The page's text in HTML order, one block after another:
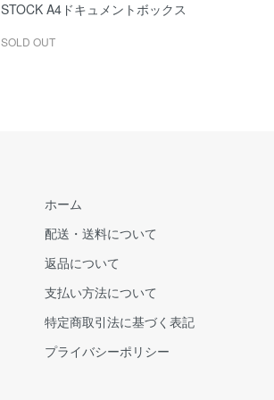
STOCK A4ドキュメントボックス
SOLD OUT
ホーム
配送・送料について
返品について
支払い方法について
特定商取引法に基づく表記
プライバシーポリシー